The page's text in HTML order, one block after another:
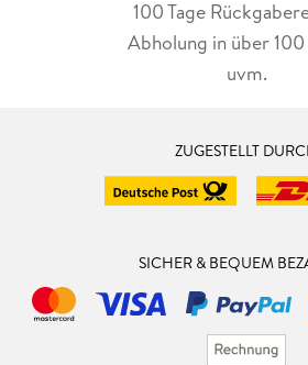
100 Tage
Abholung in über
uvm.
ZUGESTELLT
SICHER & BEQUEM